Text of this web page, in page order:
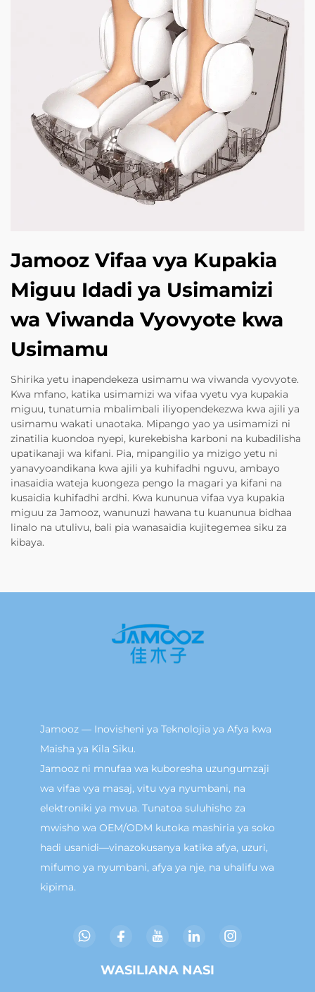
Jamooz Vifaa vya Kupakia
Miguu Idadi ya Usimamizi
wa Viwanda Vyovyote kwa
Usimamu
Shirika yetu inapendekeza usimamu wa viwanda vyovyote.
Kwa mfano, katika usimamizi wa vifaa vyetu vya kupakia
miguu, tunatumia mbalimbali iliyopendekezwa kwa ajili ya
usimamu wakati unaotaka. Mipango yao ya usimamizi ni
zinatilia kuondoa nyepi, kurekebisha karboni na kubadilisha
upatikanaji wa kifani. Pia, mipangilio ya mizigo yetu ni
yanavyoandikana kwa ajili ya kuhifadhi nguvu, ambayo
inasaidia wateja kuongeza pengo la magari ya kifani na
kusaidia kuhifadhi ardhi. Kwa kununua vifaa vya kupakia
miguu za Jamooz, wanunuzi hawana tu kuanunua bidhaa
linalo na utulivu, bali pia wanasaidia kujitegemea siku za
kibaya.
Jamooz — Inovisheni ya Teknolojia ya Afya kwa
Maisha ya Kila Siku.
Jamooz ni mnufaa wa kuboresha uzungumzaji
wa vifaa vya masaj, vitu vya nyumbani, na
elektroniki ya mvua. Tunatoa suluhisho za
mwisho wa OEM/ODM kutoka mashiria ya soko
hadi usanidi—vinazokusanya katika afya, uzuri,
mifumo ya nyumbani, afya ya nje, na uhalifu wa
kipima.
WASILIANA NASI